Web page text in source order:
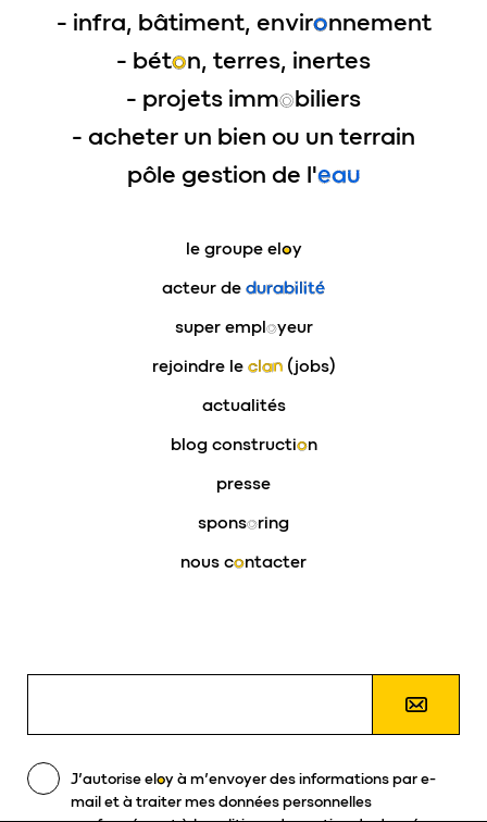
- infra, bâtiment, environnement
- béton, terres, inertes
- projets immobiliers
- acheter un bien ou un terrain
pôle gestion de l'eau
le groupe eloy
acteur de durabilité
super employeur
rejoindre le clan (jobs)
actualités
blog construction
presse
sponsoring
nous contacter
J’autoriseeloyà m’envoyer des informations par e-
mail et à traiter mes données personnelles